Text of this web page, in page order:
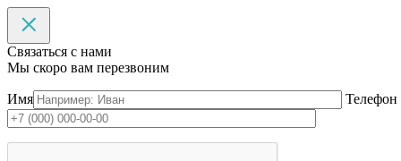
Связаться с нами
Мы скоро вам перезвоним
Имя Телефон